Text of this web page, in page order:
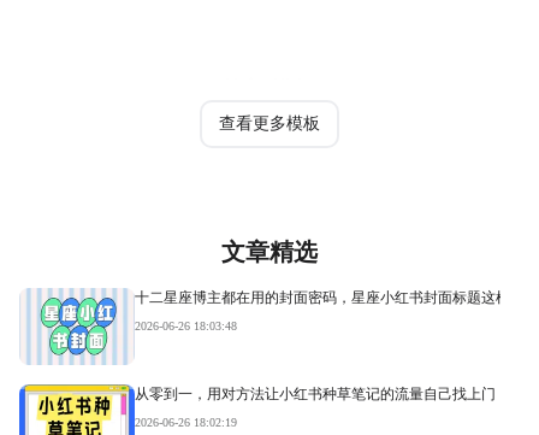
查看更多模板
文章精选
十二星座博主都在用的封面密码，星座小红书封面标题这样写
2026-06-26 18:03:48
从零到一，用对方法让小红书种草笔记的流量自己找上门
2026-06-26 18:02:19